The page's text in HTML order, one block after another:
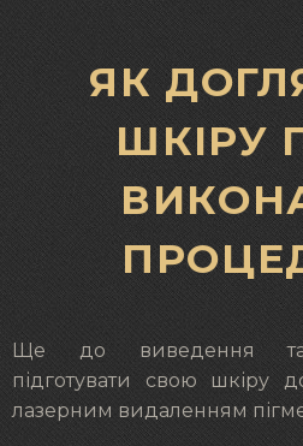
ЯК
ШКІРУ
Ще до виведення
підготувати свою шкіру
лазерним видаленням